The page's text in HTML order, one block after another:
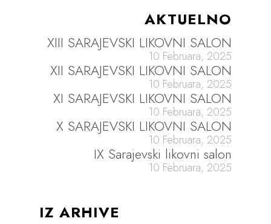
AKTUELNO
XIII SARAJEVSKI LIKOVNI SALON
10 Februara, 2025
XII SARAJEVSKI LIKOVNI SALON
10 Februara, 2025
XI SARAJEVSKI LIKOVNI SALON
10 Februara, 2025
X SARAJEVSKI LIKOVNI SALON
10 Februara, 2025
IX Sarajevski likovni salon
10 Februara, 2025
IZ ARHIVE